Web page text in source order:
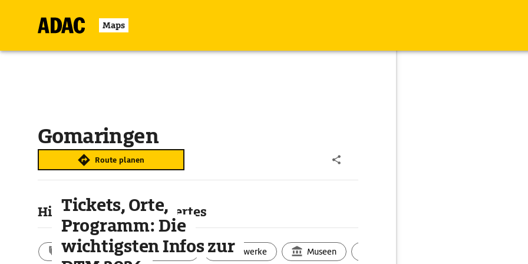
Maps
Gomaringen
Route planen
Highlights & Sehenswertes
Aktivitäten Landschaft Bauwerke Museen
Tickets, Orte,
Programm: Die
wichtigsten Infos zur